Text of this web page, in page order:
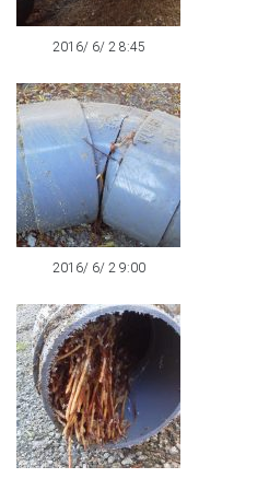
2016/ 6/ 2 8:45
2016/ 6/ 2 9:00